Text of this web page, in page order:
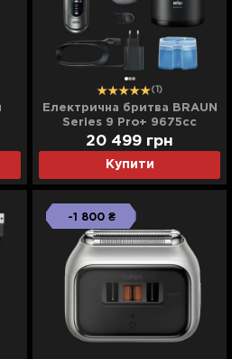
(1)
Електрична бритва BRAUN
Series 9 Pro+ 9675cc
Wet&Dry (Graphite)
Купити
20 499 грн
-1 800 ₴